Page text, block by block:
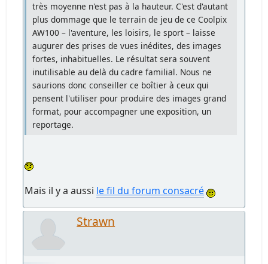
très moyenne n'est pas à la hauteur. C'est d'autant
plus dommage que le terrain de jeu de ce Coolpix
AW100 – l'aventure, les loisirs, le sport – laisse
augurer des prises de vues inédites, des images
fortes, inhabituelles. Le résultat sera souvent
inutilisable au delà du cadre familial. Nous ne
saurions donc conseiller ce boîtier à ceux qui
pensent l'utiliser pour produire des images grand
format, pour accompagner une exposition, un
reportage.
Mais il y a aussi le fil du forum consacré
Strawn